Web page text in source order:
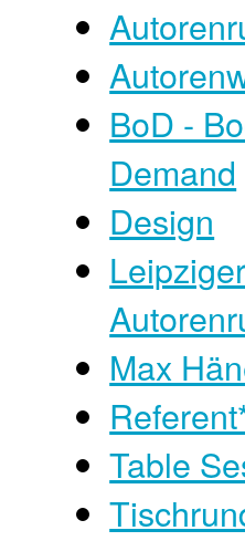
BoD -
Demand
Design
Leipziger
Max
Table